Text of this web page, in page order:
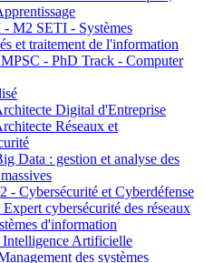
M2 SETI - Systèmes
et traitement de l'information
- PhD Track - Computer
Digital d'Entreprise
Réseaux et
Data : gestion et analyse des
- Cybersécurité et Cyberdéfense
cybersécurité des réseaux
d'information
Artificielle
des systèmes